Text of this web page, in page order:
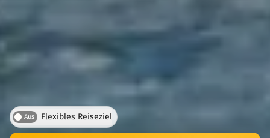
Aus Flexibles Reiseziel